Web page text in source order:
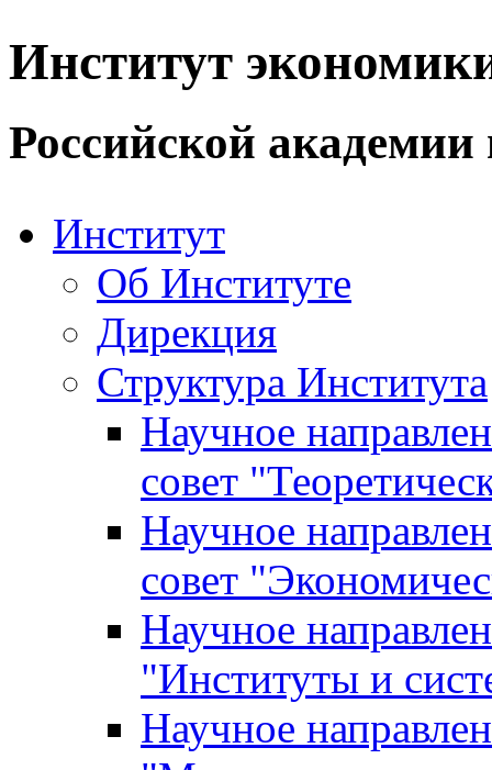
Институт
Российской академии
Институт
Об Институте
Дирекция
Структура Института
Научное
совет
Научное
совет
Научное
"Институты и
Научное